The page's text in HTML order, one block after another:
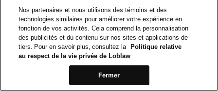
Nos partenaires et nous utilisons des témoins et des
technologies similaires pour améliorer votre expérience en
fonction de vos activités. Cela comprend la personnalisation
des publicités et du contenu sur nos sites et applications de
tiers. Pour en savoir plus, consultez la
Politique relative
au respect de la vie privée de Loblaw
Fermer